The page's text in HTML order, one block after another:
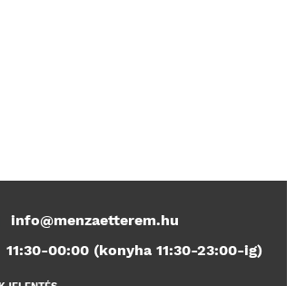
info@menzaetterem.hu
11:30-00:00 (konyha 11:30-23:00-ig)